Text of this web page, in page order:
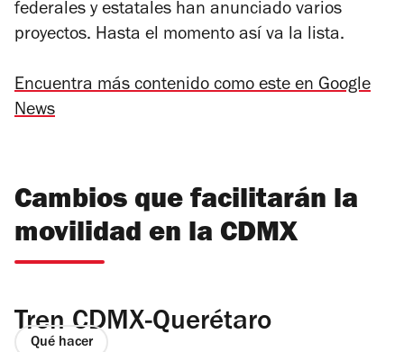
federales y estatales han anunciado varios
proyectos. Hasta el momento así va la lista.
Encuentra más contenido como este en Google
News
Cambios que facilitarán la
movilidad en la CDMX
Tren CDMX-Querétaro
Qué hacer